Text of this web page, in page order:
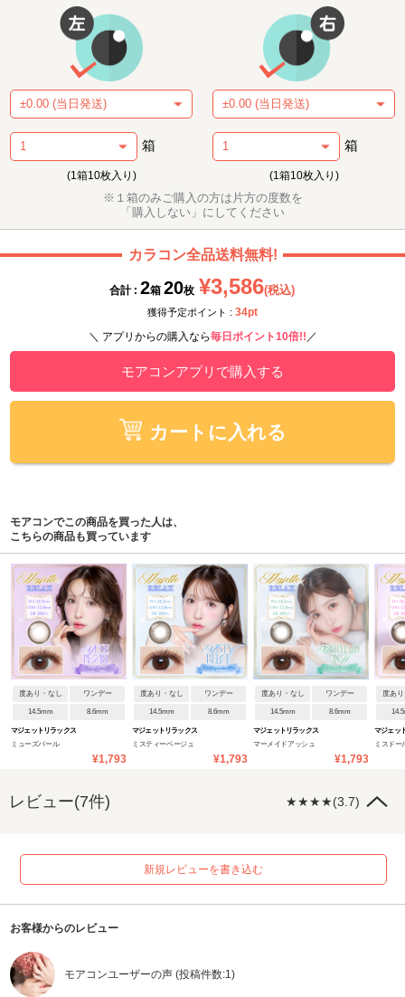
箱
(1箱10枚入り)
箱
(1箱10枚入り)
※１箱のみご購入の方は片方の度数を
「購入しない」にしてください
カラコン全品送料無料!
合計 : 2箱 20枚 ¥3,586(税込)
獲得予定ポイント : 34pt
＼ アプリからの購入なら毎日ポイント10倍!! ／
モアコンアプリで購入する
カートに入れる
モアコンでこの商品を買った人は、
こちらの商品も買っています
度あり・なし ワンデー
14.5mm 8.6mm
マジェットリラックス
ミューズパール
¥1,793
度あり・なし ワンデー
14.5mm 8.6mm
マジェットリラックス
ミスティーベージュ
¥1,793
度あり・なし ワンデー
14.5mm 8.6mm
マジェットリラックス
マーメイドアッシュ
¥1,793
度あ
マジェッ
ミスドー
レビュー(7件) ★★★★(3.7)
新規レビューを書き込む
お客様からのレビュー
モアコンユーザーの声 (投稿件数:1)